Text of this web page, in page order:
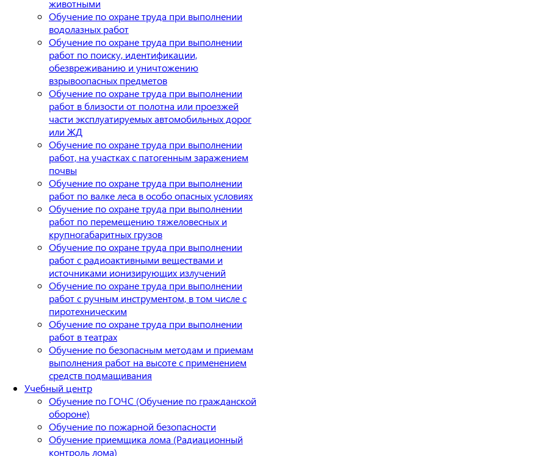
животными
Обучение по охране труда при выполнении
водолазных работ
Обучение по охране труда при выполнении
работ по поиску, идентификации,
обезвреживанию и уничтожению
взрывоопасных предметов
Обучение по охране труда при выполнении
работ в близости от полотна или проезжей
части эксплуатируемых автомобильных дорог
или ЖД
Обучение по охране труда при выполнении
работ, на участках с патогенным заражением
почвы
Обучение по охране труда при выполнении
работ по валке леса в особо опасных условиях
Обучение по охране труда при выполнении
работ по перемещению тяжеловесных и
крупногабаритных грузов
Обучение по охране труда при выполнении
работ с радиоактивными веществами и
источниками ионизирующих излучений
Обучение по охране труда при выполнении
работ с ручным инструментом, в том числе с
пиротехническим
Обучение по охране труда при выполнении
работ в театрах
Обучение по безопасным методам и приемам
выполнения работ на высоте с применением
средств подмащивания
Учебный центр
Обучение по ГОЧС (Обучение по гражданской
обороне)
Обучение по пожарной безопасности
Обучение приемщика лома (Радиационный
контроль лома)